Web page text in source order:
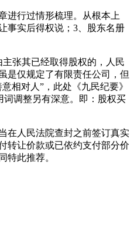
进行过情形梳理。从根本上
事实后得权说；3、股东名册
张其已经取得股权的，人民
是仅规定了有限责任公司，但
相对人”，此处《九民纪要》
词调整另有深意。即：股权买
在人民法院查封之前签订真实
转让价款或已依约支付部分价
特此推荐。